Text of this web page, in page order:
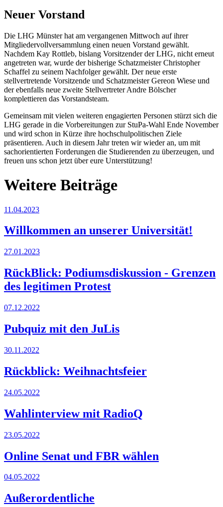
Neuer Vorstand
Die LHG Münster hat am vergangenen Mittwoch auf ihrer
Mitgliedervollversammlung einen neuen Vorstand gewählt.
Nachdem Kay Rottleb, bislang Vorsitzender der LHG, nicht erneut
angetreten war, wurde der bisherige Schatzmeister Christopher
Schaffel zu seinem Nachfolger gewählt. Der neue erste
stellvertretende Vorsitzende und Schatzmeister Gereon Wiese und
der ebenfalls neue zweite Stellvertreter Andre Bölscher
komplettieren das Vorstandsteam.
Gemeinsam mit vielen weiteren engagierten Personen stürzt sich die
LHG gerade in die Vorbereitungen zur StuPa-Wahl Ende November
und wird schon in Kürze ihre hochschulpolitischen Ziele
präsentieren. Auch in diesem Jahr treten wir wieder an, um mit
sachorientierten Forderungen die Studierenden zu überzeugen, und
freuen uns schon jetzt über eure Unterstützung!
Weitere Beiträge
11.04.2023
Willkommen an unserer Universität!
27.01.2023
RückBlick: Podiumsdiskussion - Grenzen
des legitimen Protest
07.12.2022
Pubquiz mit den JuLis
30.11.2022
Rückblick: Weihnachtsfeier
24.05.2022
Wahlinterview mit RadioQ
23.05.2022
Online Senat und FBR wählen
04.05.2022
Außerordentliche